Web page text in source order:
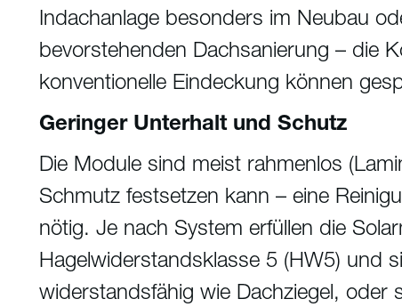
Indachanlage besonders im Neubau
bevorstehenden Dachsanierung – die
konventionelle Eindeckung können
Geringer Unterhalt und Schutz
Die Module sind meist rahmenlos
Schmutz festsetzen kann – eine
nötig. Je nach System erfüllen die
Hagelwiderstandsklasse 5 (HW5) und
widerstandsfähig wie Dachziegel, oder